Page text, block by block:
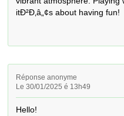
itÐ²Ð‚â„¢s about having
Réponse anonyme
Le 30/01/2025 é 13h49
Hello!